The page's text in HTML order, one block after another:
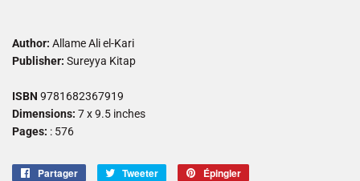
Author: Allame Ali el-Kari
Publisher: Sureyya Kitap
ISBN 9781682367919
Dimensions: 7 x 9.5 inches
Pages: : 576
Partager
PartagerTweeter
Tweeter
Épingler